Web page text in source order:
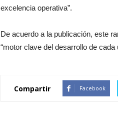
excelencia operativa”.
De acuerdo a la publicación, este
“motor clave del desarrollo de
Compartir Facebook